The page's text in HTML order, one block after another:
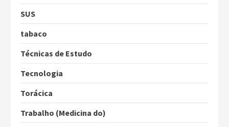
SUS
tabaco
Técnicas de Estudo
Tecnologia
Torácica
Trabalho (Medicina do)